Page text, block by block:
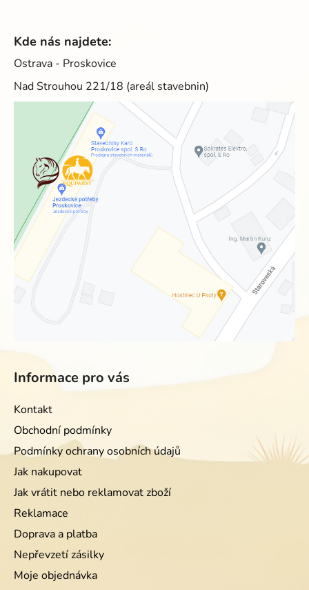
Kde nás najdete:
Ostrava - Proskovice
Nad Strouhou 221/18 (areál stavebnin)
Informace pro vás
Kontakt
Obchodní podmínky
Podmínky ochrany osobních údajů
Jak nakupovat
Jak vrátit nebo reklamovat zboží
Reklamace
Doprava a platba
Nepřevzetí zásilky
Moje objednávka